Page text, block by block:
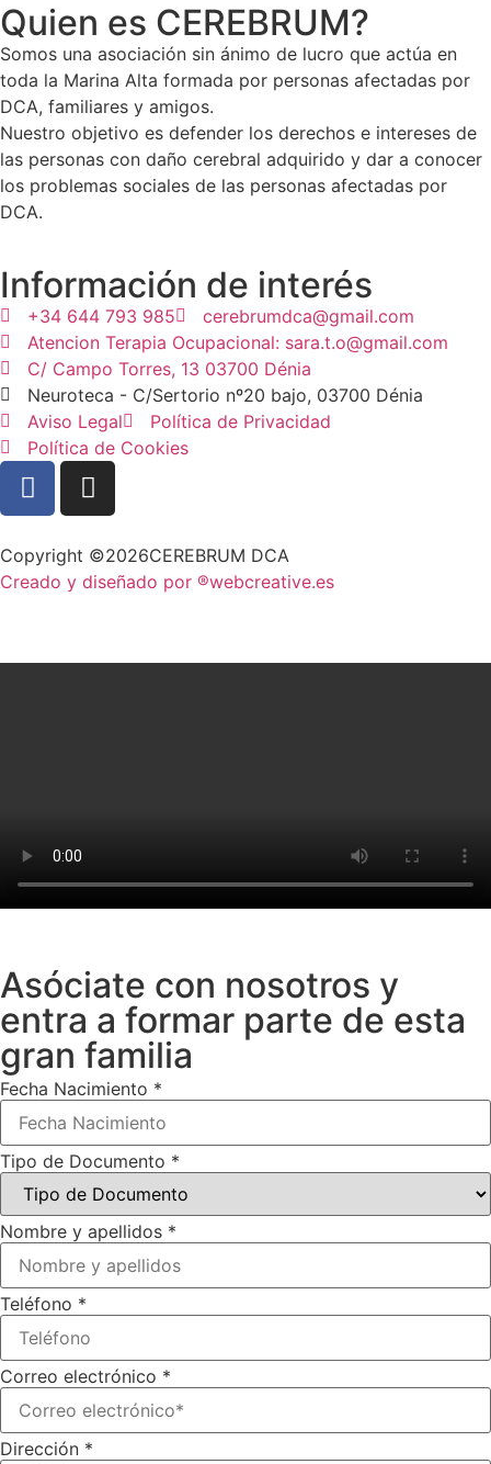
Quien es CEREBRUM?
Somos una asociación sin ánimo de lucro que actúa en
toda la Marina Alta formada por personas afectadas por
DCA, familiares y amigos.
Nuestro objetivo es defender los derechos e intereses de
las personas con daño cerebral adquirido y dar a conocer
los problemas sociales de las personas afectadas por
DCA.
Información de interés
+34 644 793 985
cerebrumdca@gmail.com
Atencion Terapia Ocupacional: sara.t.o@gmail.com
C/ Campo Torres, 13 03700 Dénia
Neuroteca - C/Sertorio nº20 bajo, 03700 Dénia
Aviso Legal
Política de Privacidad
Política de Cookies
Copyright ©2026CEREBRUM DCA
Creado y diseñado por ®webcreative.es
Asóciate con nosotros y
entra a formar parte de esta
gran familia
Fecha Nacimiento *
Tipo de Documento *
Nombre y apellidos *
Teléfono *
Correo electrónico *
Dirección *